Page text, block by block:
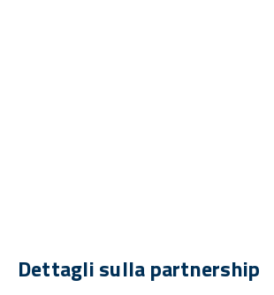
Dettagli sulla partnership